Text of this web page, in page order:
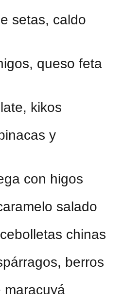
setas, caldo
queso feta
kikos
y
con higos
salado
chinas
berros
maracuyá